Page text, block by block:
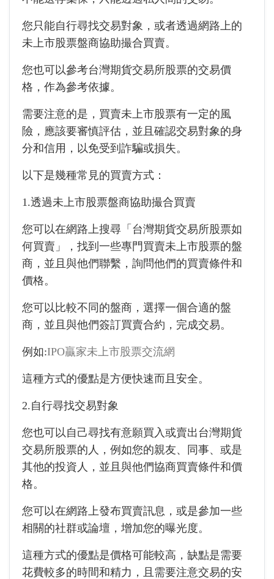
您只能自行尋找交易對象，或者透過網路上的
未上市股票盤商協助撮合買賣。
您也可以參考台灣期貨交易所股票的交易價
格，作為參考依據。
需要注意的是，買賣未上市股票有一定的風
險，應該要審慎評估，並且確認交易對象的身
分和信用，以免受到詐騙或損失。
以下是幾種常見的買賣方式：
1.透過未上市股票盤商協助撮合買賣
您可以在網路上搜尋「台灣期貨交易所股票如
何買賣」，找到一些專門買賣未上市股票的盤
商，並且與他們聯繫，詢問他們的買賣條件和
價格。
您可以比較不同的盤商，選擇一個合適的盤
商，並且與他們簽訂買賣合約，完成交易。
例如:IPO贏家未上市股票交流網
這種方式的優點是方便快速而且安全。
2.自行尋找交易對象
您也可以自己尋找有意願買入或賣出台灣期貨
交易所股票的人，例如您的親友、同事、或是
其他的投資人，並且與他們協商買賣條件和價
格。
您可以在網路上發布買賣訊息，或是參加一些
相關的社群或論壇，增加您的曝光度。
這種方式的優點是價格可能較高，缺點是需要
花費較多的時間和精力，且需要注意交易的安